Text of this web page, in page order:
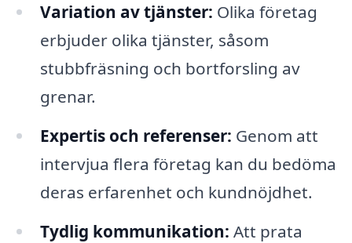
Variation av tjänster: Olika företag
erbjuder olika tjänster, såsom
stubbfräsning och bortforsling av
grenar.
Expertis och referenser: Genom att
intervjua flera företag kan du bedöma
deras erfarenhet och kundnöjdhet.
Tydlig kommunikation: Att prata